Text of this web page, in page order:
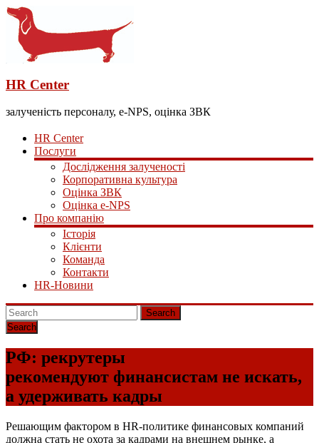
HR Center
залученість персоналу, e-NPS, оцінка ЗВК
HR Center
Послуги
Дослідження залученості
Корпоративна культура
Оцінка ЗВК
Оцінка e-NPS
Про компанію
Історія
Клієнти
Команда
Контакти
HR-Новини
Search
РФ: рекрутеры
рекомендуют финансистам не искать,
а удерживать кадры
Решающим фактором в HR-политике финансовых компаний
должна стать не охота за кадрами на внешнем рынке, а